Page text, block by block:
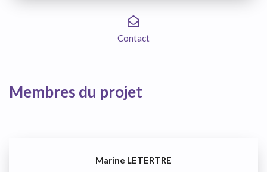
Contact
Membres du projet
Marine LETERTRE